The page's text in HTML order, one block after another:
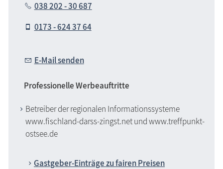
038 202 - 30 687
0173 - 624 37 64
E-Mail senden
Professionelle Werbeauftritte
Betreiber der regionalen Informationssysteme
www.fischland-darss-zingst.net und www.treffpunkt-
ostsee.de
Gastgeber-Einträge zu fairen Preisen